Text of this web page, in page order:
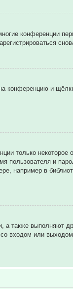
конференции
конференцию и
только некоторое
пользователя и
например в
также выполняют
входом или